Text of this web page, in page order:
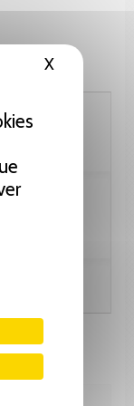
XMasquer